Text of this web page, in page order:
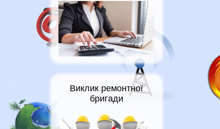
Виклик ремонтної
бригади